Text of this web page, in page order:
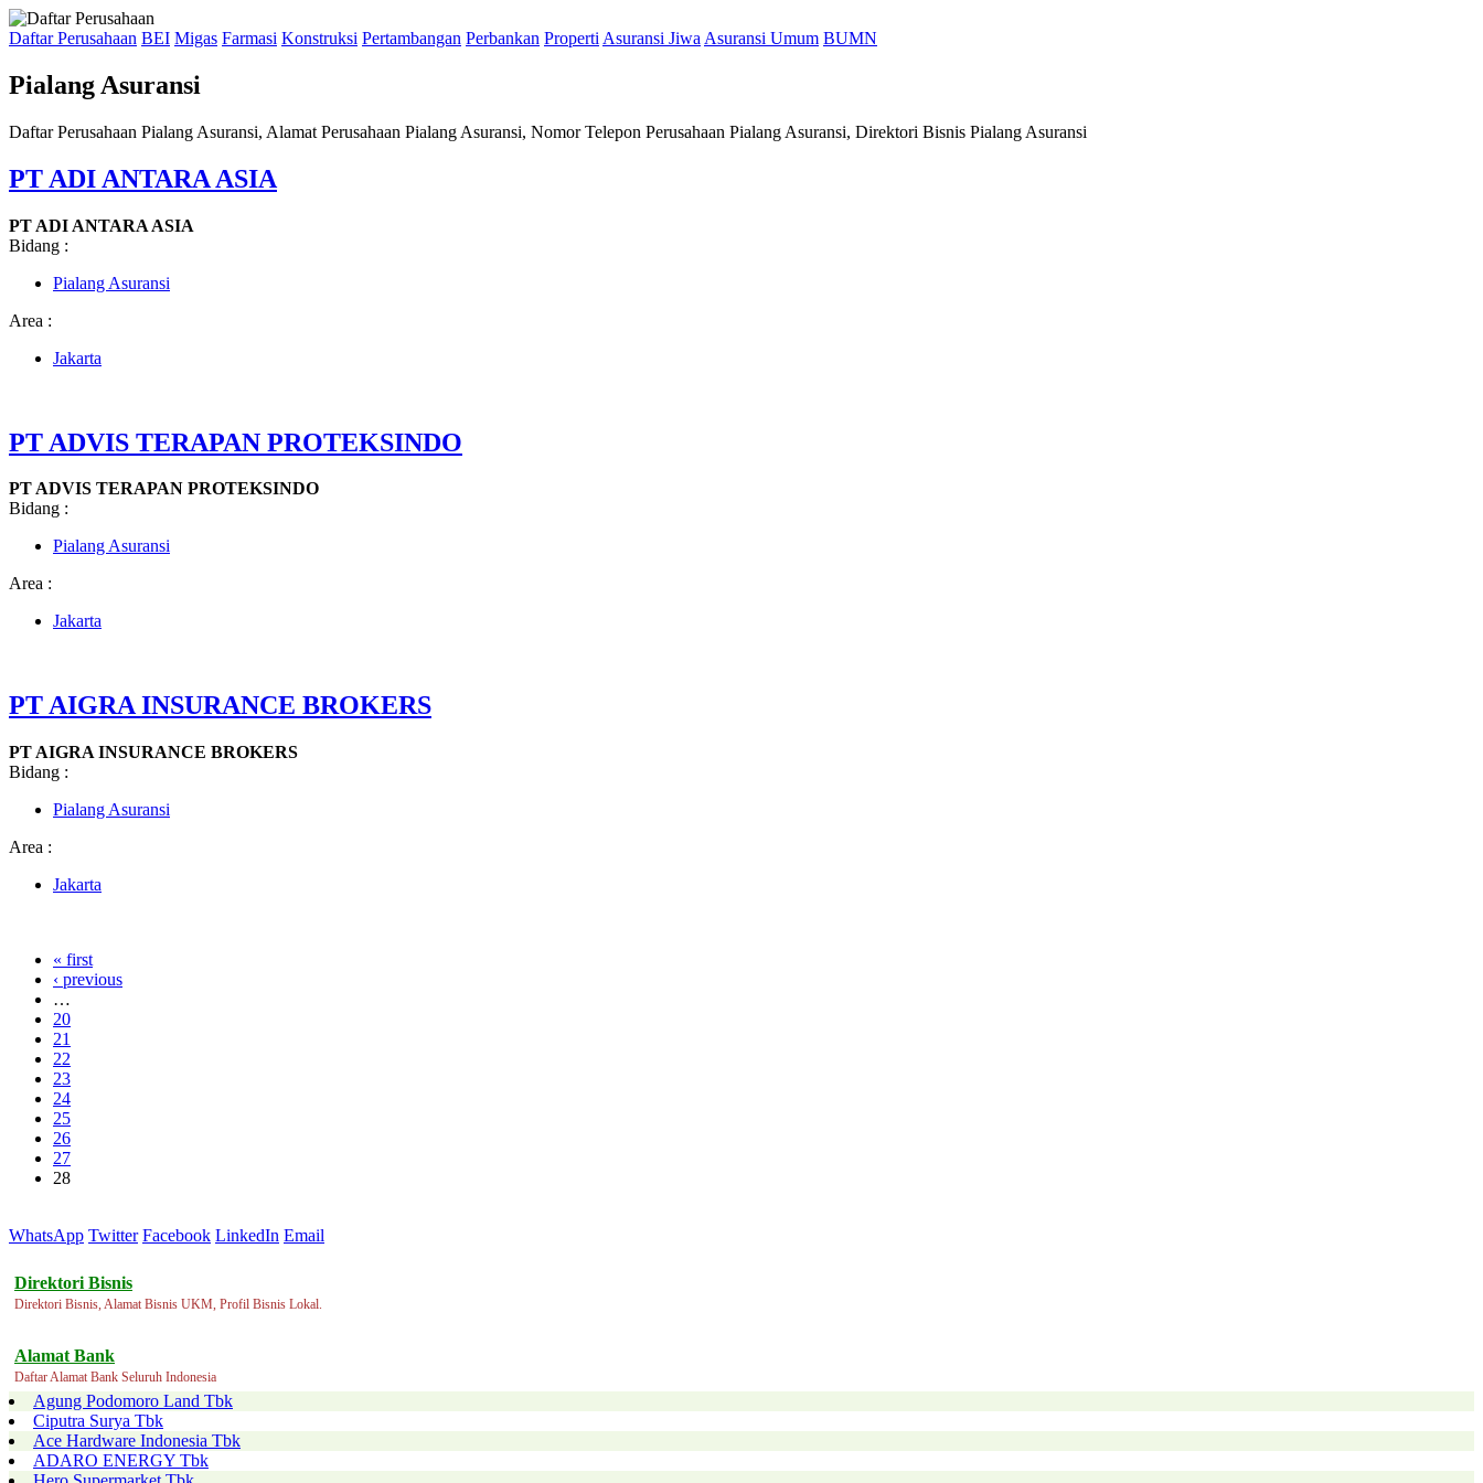
Daftar Perusahaan BEI Migas Farmasi Konstruksi Pertambangan Perbankan Properti Asuransi Jiwa Asuransi Umum BUMN
Pialang Asuransi
Daftar Perusahaan Pialang Asuransi, Alamat Perusahaan Pialang Asuransi, Nomor Telepon Perusahaan Pialang Asuransi, Direktori Bisnis Pialang Asuransi
PT ADI ANTARA ASIA
PT ADI ANTARA ASIA
Bidang :
Pialang Asuransi
Area :
Jakarta
PT ADVIS TERAPAN PROTEKSINDO
PT ADVIS TERAPAN PROTEKSINDO
Bidang :
Pialang Asuransi
Area :
Jakarta
PT AIGRA INSURANCE BROKERS
PT AIGRA INSURANCE BROKERS
Bidang :
Pialang Asuransi
Area :
Jakarta
« first
‹ previous
…
20
21
22
23
24
25
26
27
28
WhatsApp Twitter Facebook LinkedIn Email
Direktori Bisnis
Direktori Bisnis, Alamat Bisnis UKM, Profil Bisnis Lokal.
Alamat Bank
Daftar Alamat Bank Seluruh Indonesia
Agung Podomoro Land Tbk
Ciputra Surya Tbk
Ace Hardware Indonesia Tbk
ADARO ENERGY Tbk